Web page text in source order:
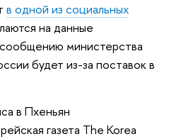
в одной из социальных
на данные
министерства
будет из-за поставок в
в Пхеньян
газета The Korea